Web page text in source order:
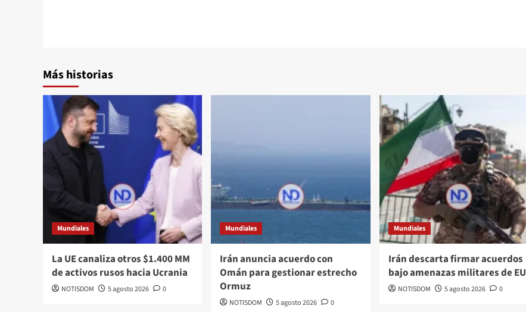
Más historias
Mundiales
La UE canaliza otros $1.400 MM
de activos rusos hacia Ucrania
NOTISDOM 5 agosto 2026 0
Mundiales
Irán anuncia acuerdo con
Omán para gestionar estrecho
Ormuz
NOTISDOM 5 agosto 2026 0
Mundiales
Irán descarta firmar acuerdos
bajo amenazas militares de EU
NOTISDOM 5 agosto 2026 0